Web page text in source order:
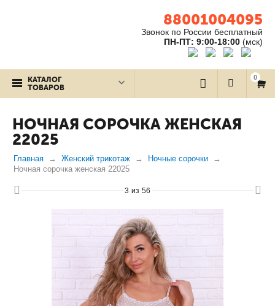
88001004095
Звонок по России бесплатный
ПН-ПТ: 9:00-18:00 (мск)
КАТАЛОГ
ТОВАРОВ
0
НОЧНАЯ СОРОЧКА ЖЕНСКАЯ
22025
Главная Женский трикотаж
Ночные сорочки
Ночная сорочка женская 22025
3 из 56